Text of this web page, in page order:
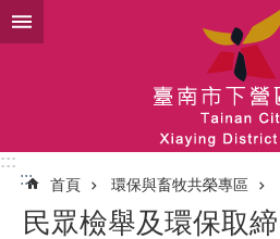
跳到主要內容區塊
:::
:::
首頁 環保與畜牧共榮專區
民眾檢舉及環保取締